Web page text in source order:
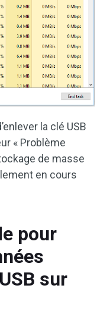
la clé USB
« Problème
de masse
en cours
pour
sur